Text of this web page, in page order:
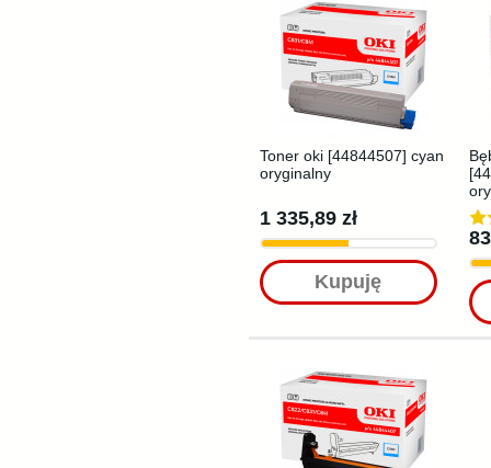
Toner oki [44844507] cyan
oryginalny
1 335,89 zł
Kupuję